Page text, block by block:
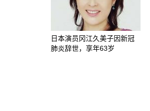
日本演员冈江久美子因新冠
肺炎辞世，享年63岁